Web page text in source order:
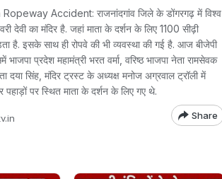
Accident: राजनांदगांव जिले के डोंगरगढ़ में विश्व
देवी का मंदिर है. जहां माता के दर्शन के लिए 1100 सीढ़ी
है. इसके साथ ही रोपवे की भी व्यवस्था की गई है. आज बीजेपी
प्रदेश महामंत्री भरत वर्मा, वरिष्ठ भाजपा नेता रामसेवक
दया सिंह, मंदिर ट्रस्ट के अध्यक्ष मनोज अग्रवाल ट्रॉली में
पहाड़ों पर स्थित माता के दर्शन के लिए गए थे.
Share